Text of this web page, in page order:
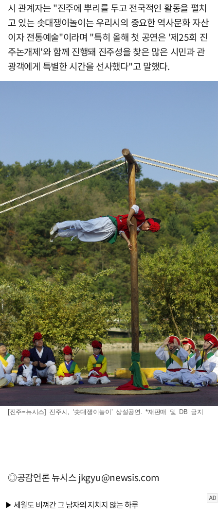
시 관계자는 "진주에 뿌리를 두고 전국적인 활동을 펼치
고 있는 솟대쟁이놀이는 우리시의 중요한 역사문화 자산
이자 전통예술"이라며 "특히 올해 첫 공연은 '제25회 진
주논개제'와 함께 진행돼 진주성을 찾은 많은 시민과 관
광객에게 특별한 시간을 선사했다"고 말했다.
[진주=뉴시스] 진주시, ‘솟대쟁이놀이’ 상설공연. *재판매 및 DB 금지
◎공감언론 뉴시스jkgyu@newsis.com